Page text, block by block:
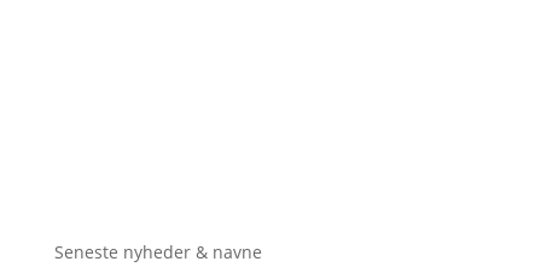
Seneste nyheder & navne